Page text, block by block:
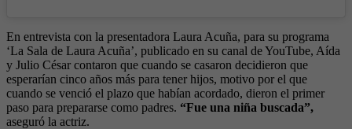
En entrevista con la presentadora Laura Acuña, para su programa
‘La Sala de Laura Acuña’, publicado en su canal de YouTube, Aída
y Julio César contaron que cuando se casaron decidieron que
esperarían cinco años más para tener hijos, motivo por el que
cuando se venció el plazo que habían acordado, dieron el primer
paso para prepararse como padres. “Fue una niña buscada”,
aseguró la actriz.